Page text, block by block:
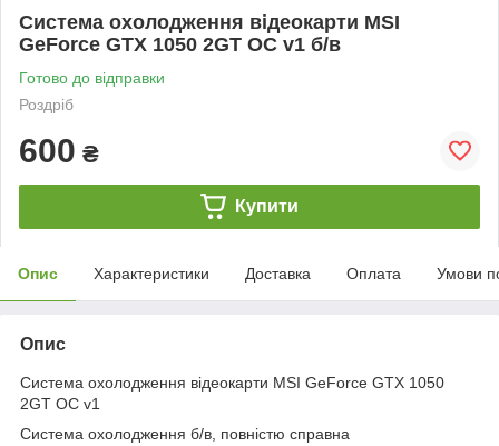
Система охолодження відеокарти MSI
GeForce GTX 1050 2GT OC v1 б/в
Готово до відправки
Роздріб
600 ₴
Купити
Опис Характеристики Доставка Оплата Умови
Опис
Система охолодження відеокарти MSI GeForce GTX 1050
2GT OC v1
Система охолодження б/в, повністю справна